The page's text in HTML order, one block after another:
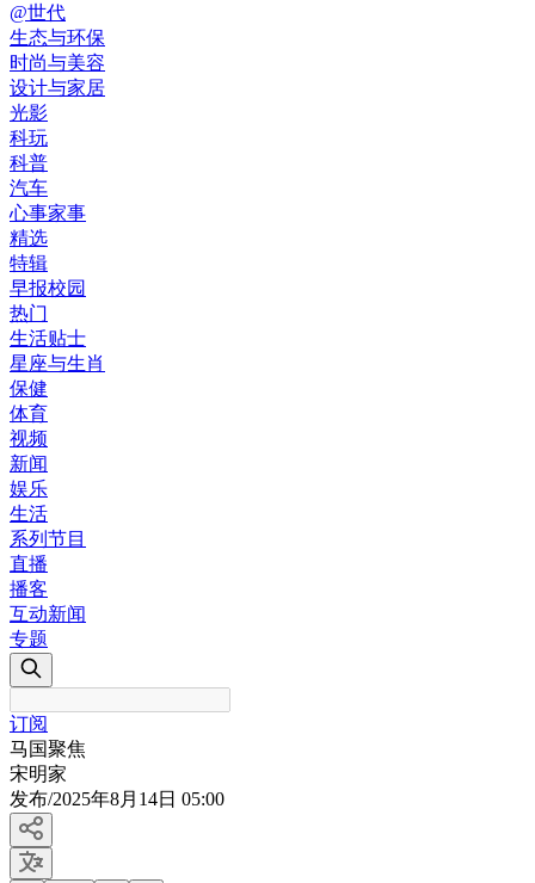
@世代
生态与环保
时尚与美容
设计与家居
光影
科玩
科普
汽车
心事家事
精选
特辑
早报校园
热门
生活贴士
星座与生肖
保健
体育
视频
新闻
娱乐
生活
系列节目
直播
播客
互动新闻
专题
订阅
马国聚焦
宋明家
发布/2025年8月14日 05:00